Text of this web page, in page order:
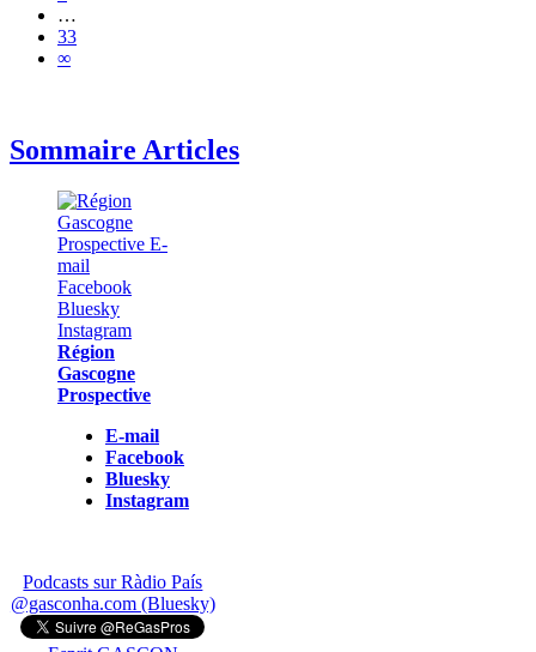
…
33
∞
Sommaire Articles
Région
Gascogne
Prospective
E-mail
Facebook
Bluesky
Instagram
Podcasts sur Ràdio País
@gasconha.com (Bluesky)